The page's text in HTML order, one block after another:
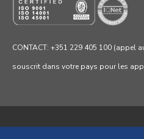
CONTACT: +351 229 405 100 (appel
souscrit dans votre pays pour les